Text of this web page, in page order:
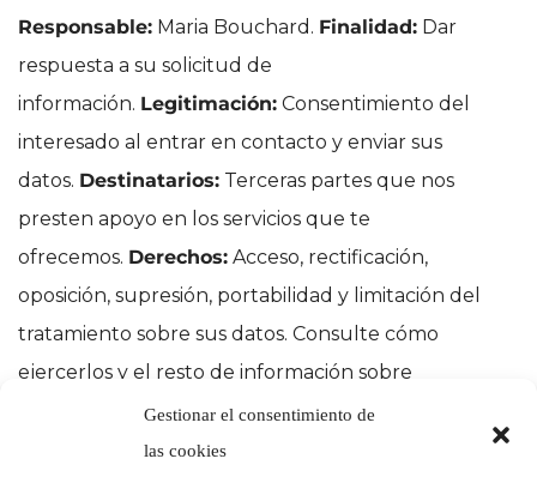
Gestionar el consentimiento de
las cookies
Responsable: Maria Bouchard. Finalidad: Dar
respuesta a su solicitud de
información. Legitimación: Consentimiento del
interesado al entrar en contacto y enviar sus
datos. Destinatarios: Terceras partes que nos
presten apoyo en los servicios que te
ofrecemos. Derechos: Acceso, rectificación,
oposición, supresión, portabilidad y limitación del
tratamiento sobre sus datos. Consulte cómo
ejercerlos y el resto de información sobre
protección de datos en nuestraPolítica de
Privacidad de Datos.